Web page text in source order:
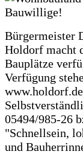
Bürgermeister
Holdorf macht
Bauplätze
Verfügung
05494/985-26
"Schnellsein,
und